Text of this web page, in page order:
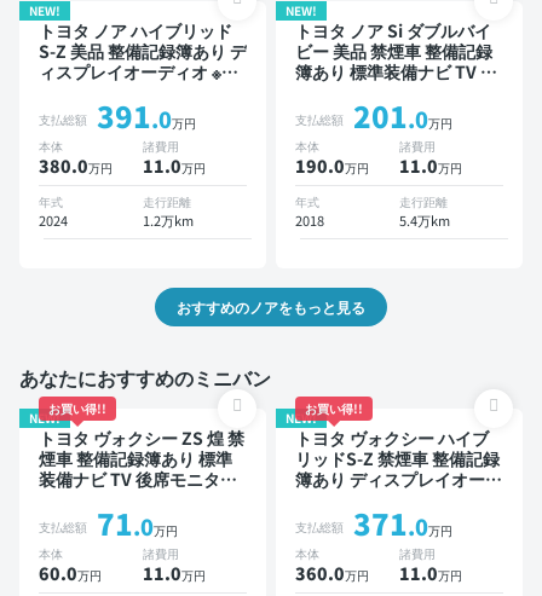
NEW!
トヨタ ノア ハイブリッド
S-Z 美品 整備記録簿あり デ
ィスプレイオーディオ ※ナ
ター オートクルーズ 3列シ
ート スマートキー ETC バ
ックモニター ドライブレコ
ーダー 衝突軽減 7人乗り
支払総額 391.0万円
本体
380.0万円
諸費用
11.0万円
年式
2024
走行距離
1.2万km
NEW!
トヨタ ノア Si ダブルバイ
ビー 美品 禁煙車 整備記録
簿あり 標準装備ナビ TV 後
ートキー ETC バックモニ
ター ドライブレコーダー
衝突軽減 両側電動スライド
ドア 8人乗り
支払総額 201.0万円
本体
190.0万円
諸費用
11.0万円
年式
2018
走行距離
5.4万km
おすすめのノアをもっと見る
あなたにおすすめのミニバン
NEW!
お買い得!!
トヨタ ヴォクシー ZS 煌 禁
煙車 整備記録簿あり 標準
装備ナビ TV 後席モニター
ター 両側電動スライドドア
8人乗り
支払総額 71.0万円
本体
60.0万円
諸費用
11.0万円
NEW!
お買い得!!
トヨタ ヴォクシー ハイブ
リッドS-Z 禁煙車 整備記録
簿あり ディスプレイオーデ
インドスポットモニター デ
ジタルインナーミラー オー
トクルーズ 3列シート スマ
ートキー ETC 電動バック
支払総額 371.0万円
本体
360.0万円
諸費用
11.0万円